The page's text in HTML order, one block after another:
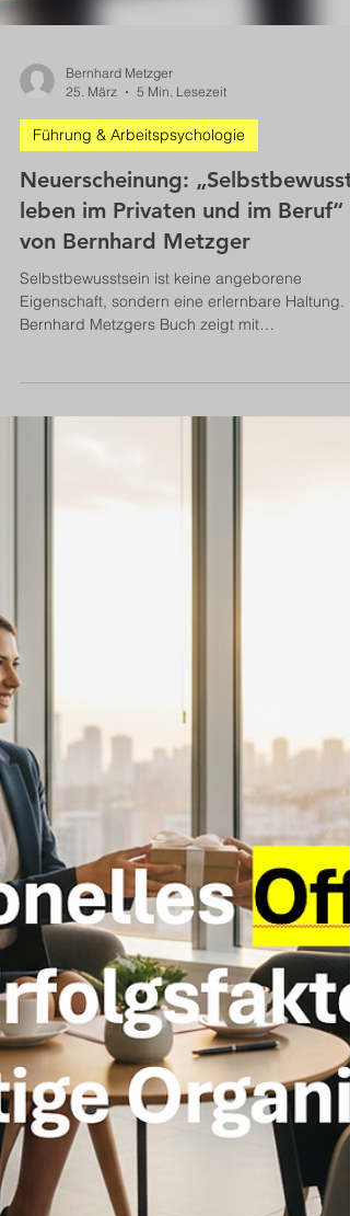
Bernhard Metzger
25. März
5 Min. Lesezeit
Führung & Arbeitspsychologie
Neuerscheinung: „Selbstbewusst
leben im Privaten und im Beruf“
von Bernhard Metzger
Bernhard Metzgers Buch zeigt mit